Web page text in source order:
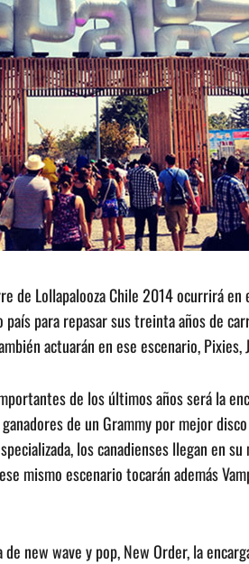
de Lollapalooza Chile 2014 ocurrirá en
para repasar sus treinta años de
actuarán en ese escenario, Pixies,
de los últimos años será la
de un Grammy por mejor
los canadienses llegan en
mismo escenario tocarán además
new wave y pop, New Order, la